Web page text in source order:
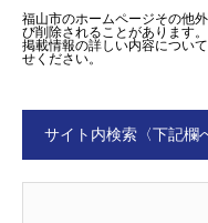
福山市のホームページその他
び削除されることがあります。
掲載情報の詳しい内容につい
せください。
サイト内検索〈下記欄